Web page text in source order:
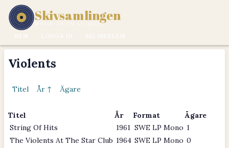
Skivsamlingen
MUSIK ÄR EN LIVSSTIL.
Violents
Titel År ↑ Ägare
Titel År Format
Ägare
String Of Hits
1961 SWE LP Mono 1
The Violents At The Star Club 1964 SWE LP Mono 0